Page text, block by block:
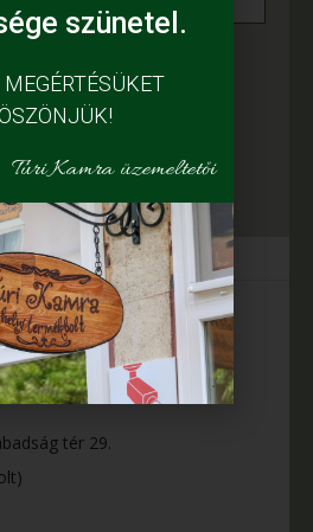
tér 29.
szünetel.
Túri Kamra üzemeltetői